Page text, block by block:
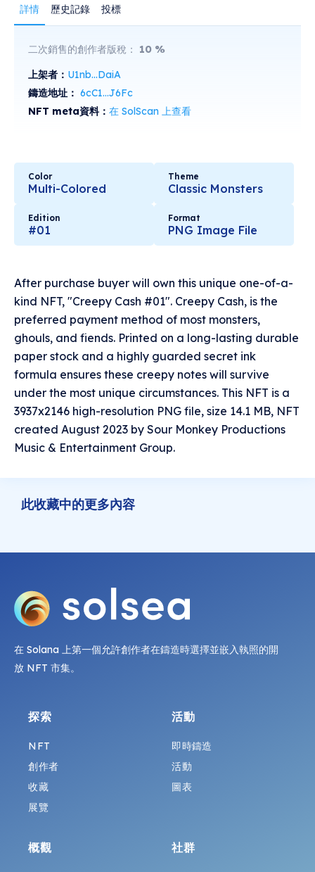
詳情 歷史記錄 投標
二次銷售的創作者版稅： 10 %
上架者： U1nb...DaiA
鑄造地址： 6cC1...J6Fc
NFT meta資料： 在 SolScan 上查看
Color
Multi-Colored
Theme
Classic Monsters
Edition
#01
Format
PNG Image File
After purchase buyer will own this unique one-of-a-
kind NFT, "Creepy Cash #01". Creepy Cash, is the
preferred payment method of most monsters,
ghouls, and fiends. Printed on a long-lasting durable
paper stock and a highly guarded secret ink
formula ensures these creepy notes will survive
under the most unique circumstances. This NFT is a
3937x2146 high-resolution PNG file, size 14.1 MB, NFT
created August 2023 by Sour Monkey Productions
Music & Entertainment Group.
此收藏中的更多內容
在 Solana 上第一個允許創作者在鑄造時選擇並嵌入執照的開
放 NFT 市集。
探索
NFT
創作者
收藏
展覽
活動
即時鑄造
活動
圖表
概觀 社群